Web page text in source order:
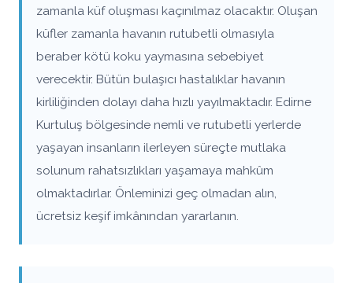
zamanla küf oluşması kaçınılmaz olacaktır. Oluşan
küfler zamanla havanın rutubetli olmasıyla
beraber kötü koku yaymasına sebebiyet
verecektir. Bütün bulaşıcı hastalıklar havanın
kirliliğinden dolayı daha hızlı yayılmaktadır. Edirne
Kurtuluş bölgesinde nemli ve rutubetli yerlerde
yaşayan insanların ilerleyen süreçte mutlaka
solunum rahatsızlıkları yaşamaya mahkûm
olmaktadırlar. Önleminizi geç olmadan alın,
ücretsiz keşif imkânından yararlanın.